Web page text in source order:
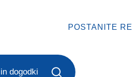
POSTANITE
dogodki